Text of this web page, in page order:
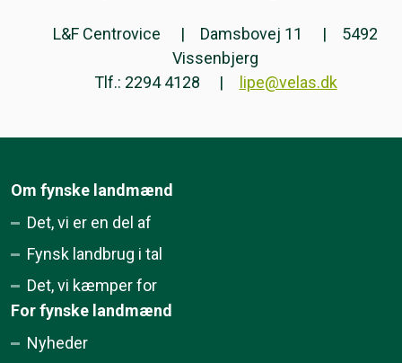
L&F Centrovice Damsbovej 11
5492
Vissenbjerg
Tlf.: 2294 4128
lipe@velas.dk
Om fynske landmænd
Det, vi er en del af
Fynsk landbrug i tal
Det, vi kæmper for
For fynske landmænd
Nyheder